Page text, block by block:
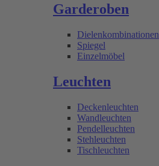
Garderoben
Dielenkombinationen
Spiegel
Einzelmöbel
Leuchten
Deckenleuchten
Wandleuchten
Pendelleuchten
Stehleuchten
Tischleuchten